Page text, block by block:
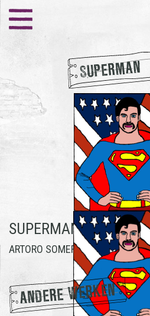
SUPERMAN
SUPERMAN -MART
ARTORO SOMEREN
ANDERE WERKEN